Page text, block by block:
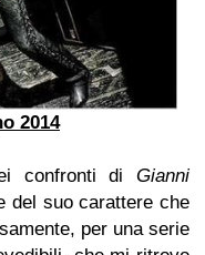
2014
confronti di Gianni
del suo carattere che
per una serie